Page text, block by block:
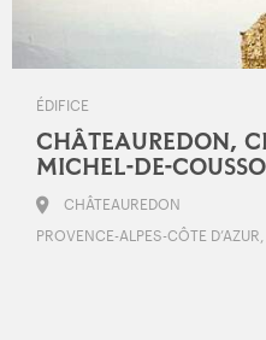
ÉDIFICE
CHÂTEAUREDON,
MICHEL-DE-
CHÂTEAUREDON
PROVENCE-ALPES-CÔTE